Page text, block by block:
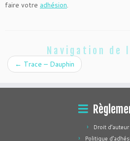
faire votre adhésion.
Navigation
← Trace – Dauphin
Droit d’auteur
Politique